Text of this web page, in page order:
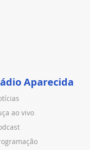
Aparecida
ao vivo